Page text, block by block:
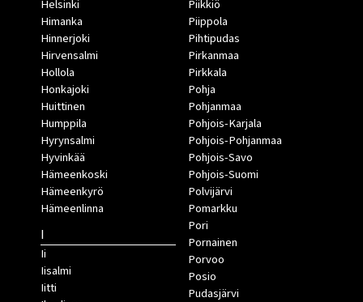
Helsinki
Himanka
Hinnerjoki
Hirvensalmi
Hollola
Honkajoki
Huittinen
Humppila
Hyrynsalmi
Hyvinkää
Hämeenkoski
Hämeenkyrö
Hämeenlinna
I
Ii
Iisalmi
Iitti
Piikkiö
Piippola
Pihtipudas
Pirkanmaa
Pirkkala
Pohja
Pohjanmaa
Pohjois-Karjala
Pohjois-Pohjanmaa
Pohjois-Savo
Pohjois-Suomi
Polvijärvi
Pomarkku
Pori
Pornainen
Porvoo
Posio
Pudasjärvi